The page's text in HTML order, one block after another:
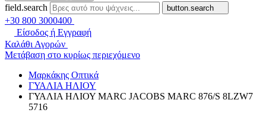
field.search button.search
+30 800 3000400
Είσοδος ή Εγγραφή
Καλάθι Αγορών
Μετάβαση στο κυρίως περιεχόμενο
Μαρκάκης Οπτικά
ΓΥΑΛΙΑ ΗΛΙΟΥ
ΓΥΑΛΙΑ ΗΛΙΟΥ MARC JACOBS MARC 876/S 8LZW7
5716